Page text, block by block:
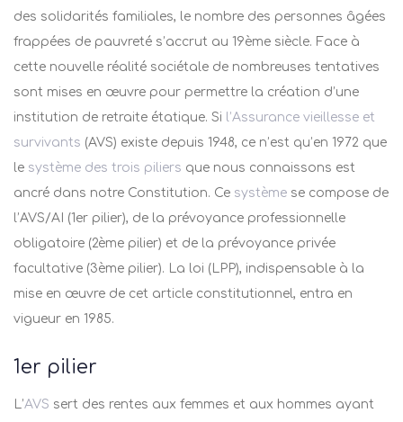
des solidarités familiales, le nombre des personnes âgées
frappées de pauvreté s’accrut au 19ème siècle. Face à
cette nouvelle réalité sociétale de nombreuses tentatives
sont mises en œuvre pour permettre la création d’une
institution de retraite étatique. Si l’Assurance vieillesse et
survivants (AVS) existe depuis 1948, ce n’est qu’en 1972 que
le système des trois piliers que nous connaissons est
ancré dans notre Constitution. Ce système se compose de
l’AVS/AI (1 er pilier), de la prévoyance professionnelle
obligatoire (2ème pilier) et de la prévoyance privée
facultative (3ème pilier). La loi (LPP), indispensable à la
mise en œuvre de cet article constitutionnel, entra en
vigueur en 1985.
1 er pilier
L’AVS sert des rentes aux femmes et aux hommes ayant